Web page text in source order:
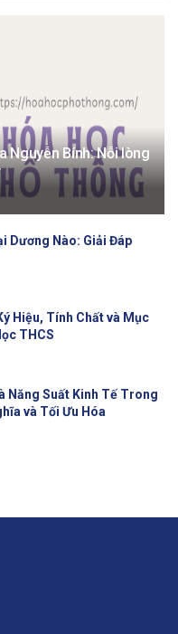
Nguyễn Bính: Nỗi lòng
Dương Nào: Giải Đáp
Hiệu, Tính Chất và Mục
THCS
Năng Suất Kinh Tế Trong
và Tối Ưu Hóa